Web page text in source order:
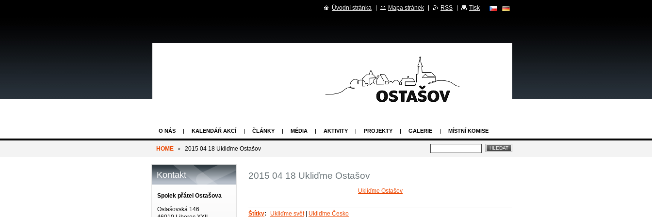
O NÁS KALENDÁŘ AKCÍ ČLÁNKY MÉDIA AKTIVITY PROJEKTY GALERIE MÍSTNÍ KOMISE
HOME 2015 04 18 Ukliďme Ostašov
2015 04 18 Ukliďme Ostašov
Ukliďme Ostašov
Štítky: Ukliďme svět | Ukliďme Česko
Kontakt
Spolek přátel Ostašova
Ostašovská 146
Úvodní stránka Mapa stránek RSS Tisk